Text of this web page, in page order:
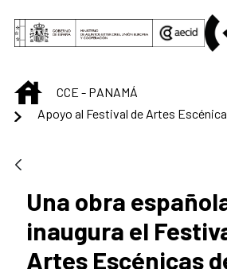
Saltar al contenido principal
INICIOCCE - PANAMÁ
Una obra
inaugura el
Artes Escénicas